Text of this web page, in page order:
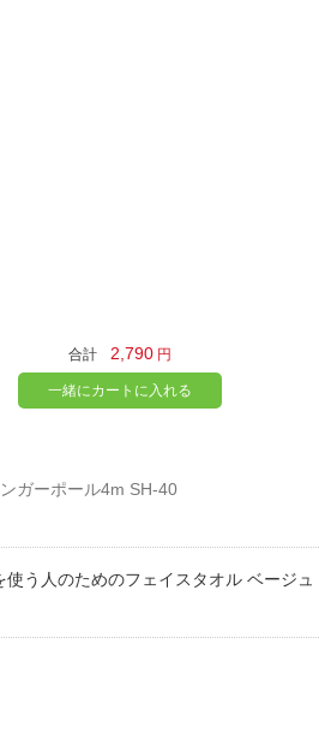
合計 2,790 円
一緒にカートに入れる
ガーポール4m SH-40
う人のためのフェイスタオル ベージュ